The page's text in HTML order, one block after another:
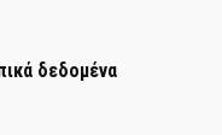
δεδομένα